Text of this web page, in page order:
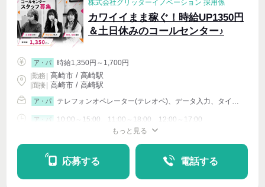
株式会社グリッターイノベーション 採用係
カワイイまま稼ぐ！時給UP1350円
＆土日休みのコールセンター♪
ア・パ
時給1,350円～1,700円
|勤務 高崎市 / 高崎駅
| 面接 | 高崎市 / 高崎駅
ア・パ テレフォンオペレーター(テレオペ)、データ入力、タイピング(PC・パソコン・インターネット)、イベントその他
ア・パ 10:00～15:00、11:00～18:00、12:00～17:00
もっと見る
応募する 電話する